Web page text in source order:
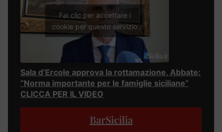
Fai clic per accettare i
cookie per questo servizio
Sala d’Ercole approva la rottamazione, Abbate:
“Norma importante per le famiglie siciliane”
CLICCA PER IL VIDEO
BarSicilia